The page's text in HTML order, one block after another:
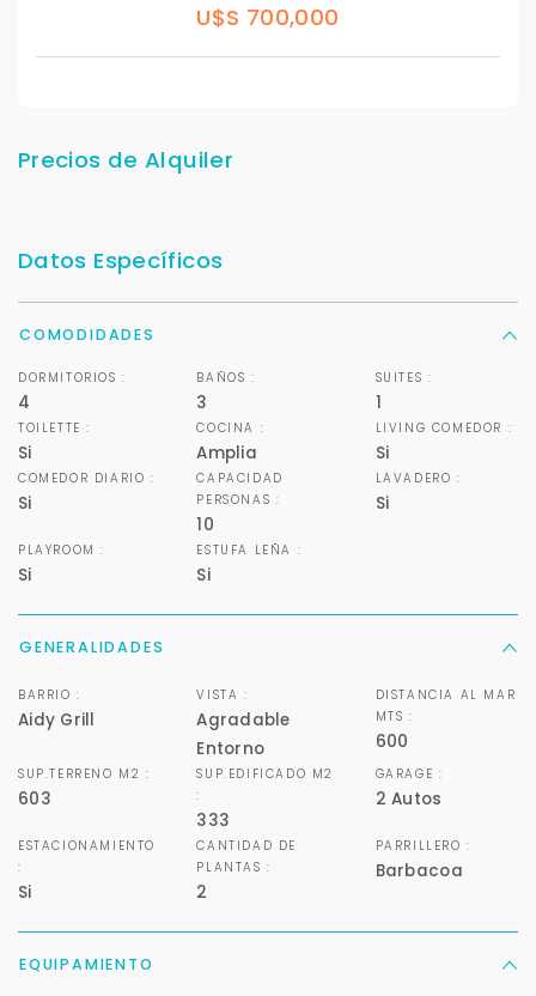
U$S 700,000
Precios de Alquiler
Datos Específicos
COMODIDADES
DORMITORIOS :
4
BAÑOS :
3
SUITES :
1
TOILETTE :
Si
COCINA :
Amplia
LIVING COMEDOR :
Si
COMEDOR DIARIO :
Si
CAPACIDAD
PERSONAS :
10
LAVADERO :
Si
PLAYROOM :
Si
ESTUFA LEÑA :
Si
GENERALIDADES
BARRIO :
Aidy Grill
VISTA :
Agradable
Entorno
DISTANCIA AL MAR
MTS :
600
SUP.TERRENO M2 :
603
SUP.EDIFICADO M2
:
333
GARAGE :
2 Autos
ESTACIONAMIENTO
:
Si
CANTIDAD DE
PLANTAS :
2
PARRILLERO :
Barbacoa
EQUIPAMIENTO
Para responderte
mejor y más rápido